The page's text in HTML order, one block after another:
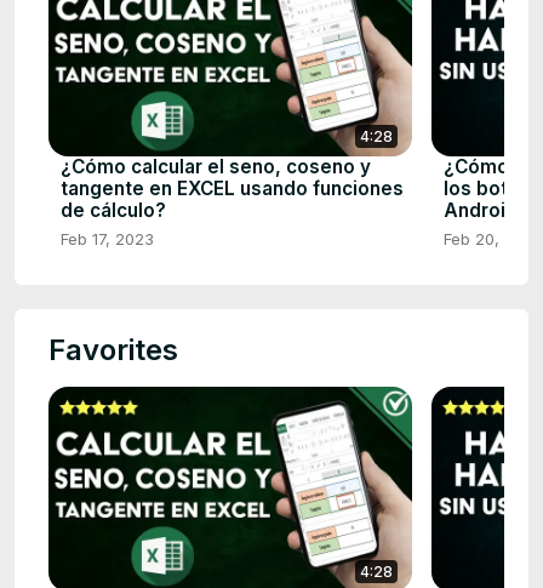
4:28
¿Cómo calcular el seno, coseno y
tangente en EXCEL usando funciones
de cálculo?
Feb 17, 2023
¿Cómo
los
Android
Feb 20, 2023
Favorites
4:28